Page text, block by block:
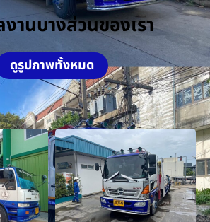
านบางส่วนของเรา
ดูรูปภาพทั้งหมด